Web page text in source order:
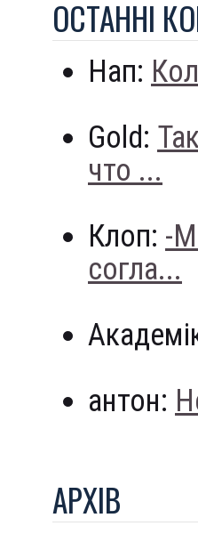
ОСТАННI
Нап:
Gold:
что ...
Клоп: -
согла...
антон:
АРХIВ